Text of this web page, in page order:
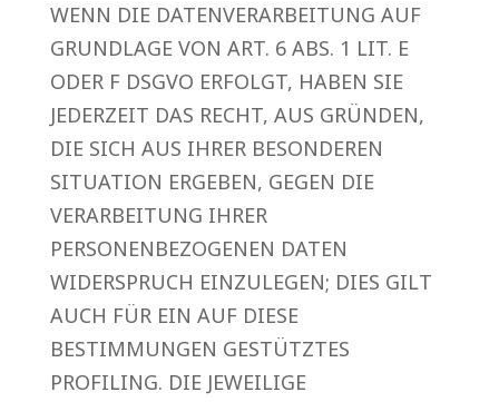
WENN DIE DATENVERARBEITUNG AUF
GRUNDLAGE VON ART. 6 ABS. 1 LIT. E
ODER F DSGVO ERFOLGT, HABEN SIE
JEDERZEIT DAS RECHT, AUS GRÜNDEN,
DIE SICH AUS IHRER BESONDEREN
SITUATION ERGEBEN, GEGEN DIE
VERARBEITUNG IHRER
PERSONENBEZOGENEN DATEN
WIDERSPRUCH EINZULEGEN; DIES GILT
AUCH FÜR EIN AUF DIESE
BESTIMMUNGEN GESTÜTZTES
PROFILING. DIE JEWEILIGE